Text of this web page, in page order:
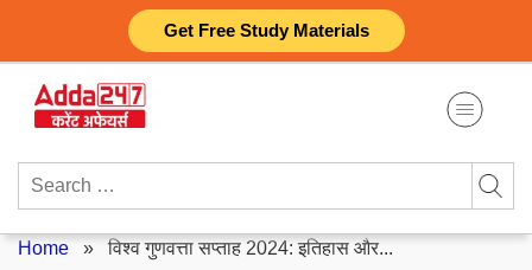
Get Free Study Materials
content
Search
Home »विश्व गुणवत्ता सप्ताह 2024: इतिहास और...